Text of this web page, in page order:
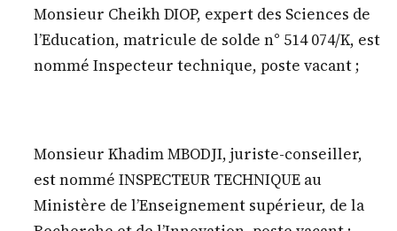
Monsieur Cheikh DIOP, expert des Sciences de
l’Education, matricule de solde n° 514 074/K, est
nommé Inspecteur technique, poste vacant ;
Monsieur Khadim MBODJI, juriste-conseiller,
est nommé INSPECTEUR TECHNIQUE au
Ministère de l’Enseignement supérieur, de la